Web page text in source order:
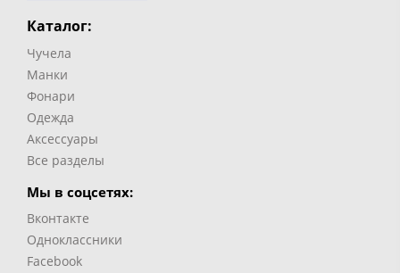
Каталог:
Чучела
Манки
Фонари
Одежда
Аксессуары
Все разделы
Мы в соцсетях:
Вконтакте
Одноклассники
Facebook